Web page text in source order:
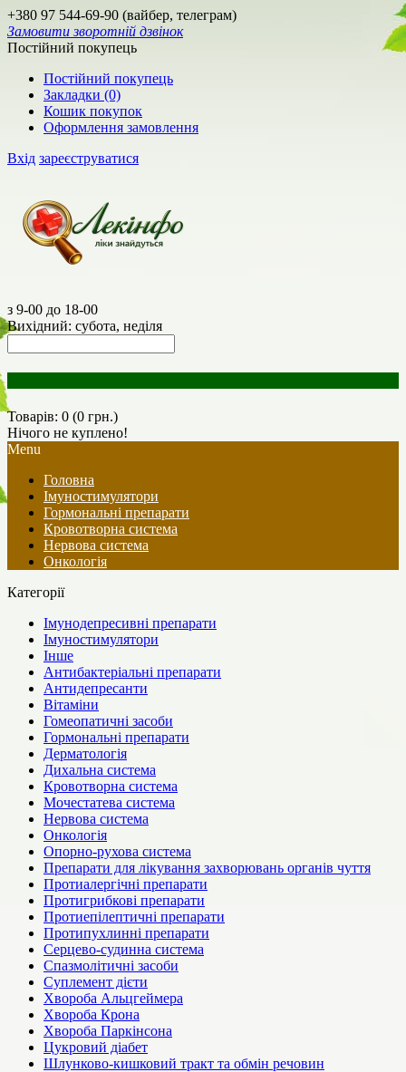
+380 97 544-69-90 (вайбер, телеграм)
Замовити зворотній дзвінок
Постійний покупець
Постійний покупець
Закладки (0)
Кошик покупок
Оформлення замовлення
Вхід зареєструватися
з 9-00 до 18-00
Вихідний: субота, неділя
Товарів: 0 (0 грн.)
Нічого не куплено!
Menu
Головна
Імуностимулятори
Гормональні препарати
Кровотворна система
Нервова система
Онкологія
Категорії
Імунодепресивні препарати
Імуностимулятори
Інше
Антибактеріальні препарати
Антидепресанти
Вітаміни
Гомеопатичні засоби
Гормональні препарати
Дерматологія
Дихальна система
Кровотворна система
Мочестатева система
Нервова система
Онкологія
Опорно-рухова система
Препарати для лікування захворювань органів чуття
Протиалергічні препарати
Протигрибкові препарати
Протиепілептичні препарати
Протипухлинні препарати
Серцево-судинна система
Спазмолітичні засоби
Суплемент дієти
Хвороба Альцгеймера
Хвороба Крона
Хвороба Паркінсона
Цукровий діабет
Шлунково-кишковий тракт та обмін речовин